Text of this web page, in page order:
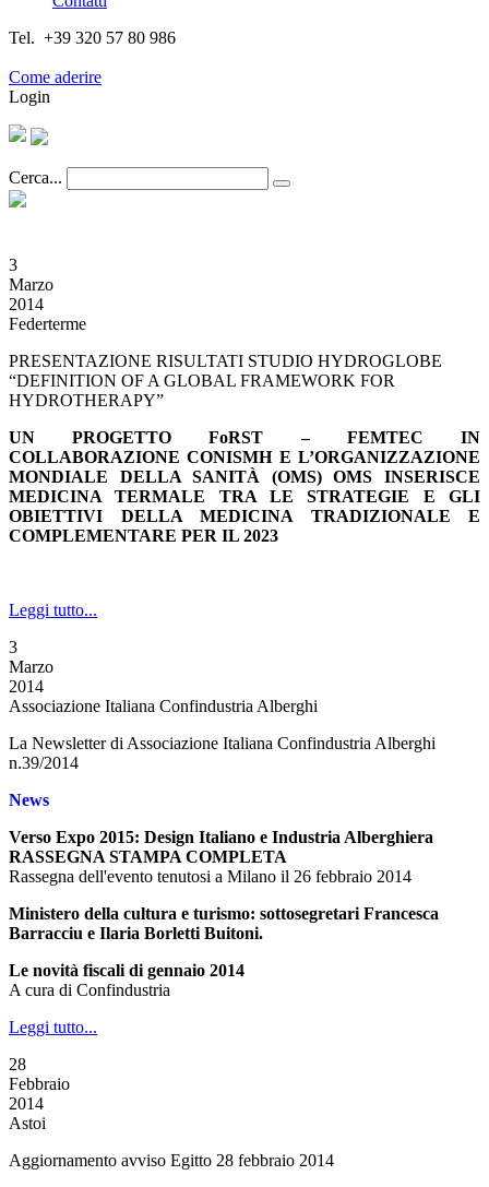
Tel. +39 320 57 80 986
Come aderire
Login
Cerca...
3
Marzo
2014
Federterme
PRESENTAZIONE RISULTATI STUDIO HYDROGLOBE
“DEFINITION OF A GLOBAL FRAMEWORK FOR
HYDROTHERAPY”
UN PROGETTO FoRST – FEMTEC IN
COLLABORAZIONE CONISMH E L’ORGANIZZAZIONE
MONDIALE DELLA SANITÀ (OMS)OMS INSERISCE
MEDICINA TERMALE TRA LE STRATEGIE E GLI
OBIETTIVI DELLA MEDICINA TRADIZIONALE E
COMPLEMENTARE PER IL 2023
Leggi tutto...
3
Marzo
2014
Associazione Italiana Confindustria Alberghi
La Newsletter di Associazione Italiana Confindustria Alberghi
n.39/2014
News
Verso Expo 2015: Design Italiano e Industria Alberghiera
RASSEGNA STAMPA COMPLETA
Rassegna dell'evento tenutosi a Milano il 26 febbraio 2014
Ministero della cultura e turismo: sottosegretari Francesca
Barracciu e Ilaria Borletti Buitoni.
Le novità fiscali di gennaio 2014
A cura di Confindustria
Leggi tutto...
28
Febbraio
2014
Astoi
Aggiornamento avviso Egitto 28 febbraio 2014